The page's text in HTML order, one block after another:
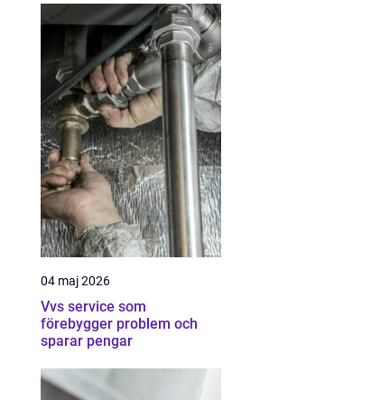
04 maj 2026
Vvs service som
förebygger problem och
sparar pengar